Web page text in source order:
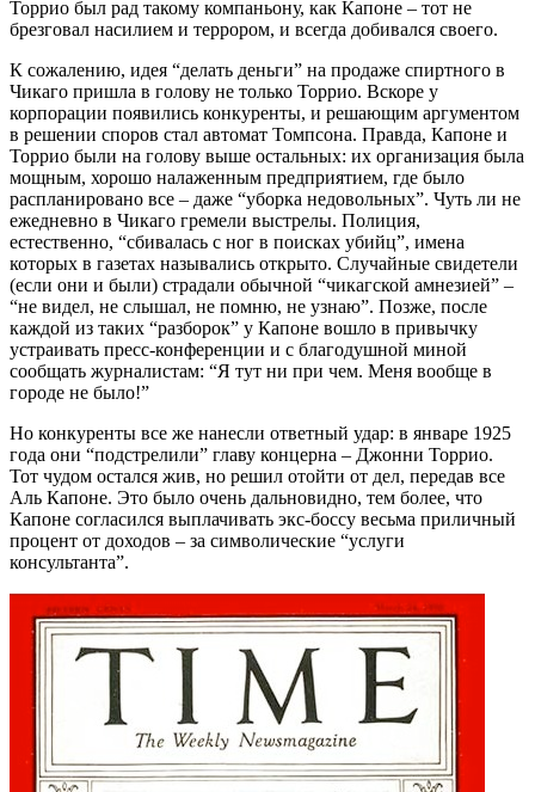
Торрио был рад такому компаньону, как Капоне – тот не
брезговал насилием и террором, и всегда добивался своего.
К сожалению, идея “делать деньги” на продаже спиртного в
Чикаго пришла в голову не только Торрио. Вскоре у
корпорации появились конкуренты, и решающим аргументом
в решении споров стал автомат Томпсона. Правда, Капоне и
Торрио были на голову выше остальных: их организация была
мощным, хорошо налаженным предприятием, где было
распланировано все – даже “уборка недовольных”. Чуть ли не
ежедневно в Чикаго гремели выстрелы. Полиция,
естественно, “сбивалась с ног в поисках убийц”, имена
которых в газетах назывались открыто. Случайные свидетели
(если они и были) страдали обычной “чикагской амнезией” –
“не видел, не слышал, не помню, не узнаю”. Позже, после
каждой из таких “разборок” у Капоне вошло в привычку
устраивать пресс-конференции и с благодушной миной
сообщать журналистам: “Я тут ни при чем. Меня вообще в
городе не было!”
Но конкуренты все же нанесли ответный удар: в январе 1925
года они “подстрелили” главу концерна – Джонни Торрио.
Тот чудом остался жив, но решил отойти от дел, передав все
Аль Капоне. Это было очень дальновидно, тем более, что
Капоне согласился выплачивать экс-боссу весьма приличный
процент от доходов – за символические “услуги
консультанта”.